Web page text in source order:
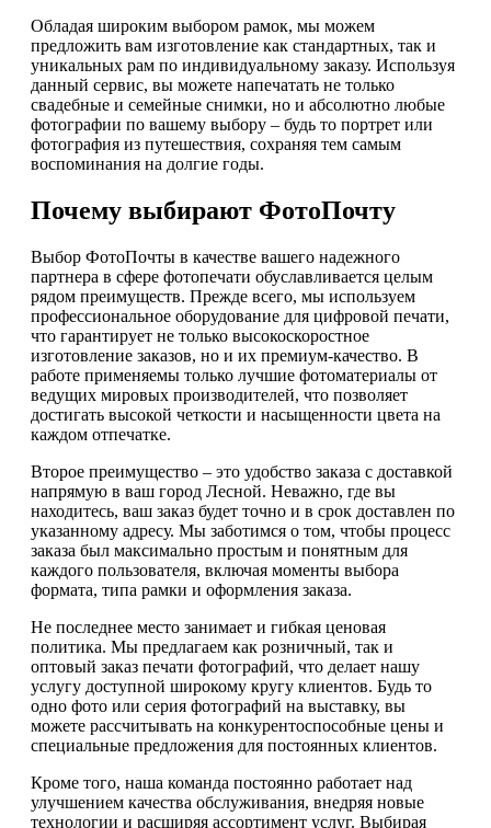
Обладая широким выбором рамок, мы можем
предложить вам изготовление как стандартных, так и
уникальных рам по индивидуальному заказу. Используя
данный сервис, вы можете напечатать не только
свадебные и семейные снимки, но и абсолютно любые
фотографии по вашему выбору – будь то портрет или
фотография из путешествия, сохраняя тем самым
воспоминания на долгие годы.
Почему выбирают ФотоПочту
Выбор ФотоПочты в качестве вашего надежного
партнера в сфере фотопечати обуславливается целым
рядом преимуществ. Прежде всего, мы используем
профессиональное оборудование для цифровой печати,
что гарантирует не только высокоскоростное
изготовление заказов, но и их премиум-качество. В
работе применяемы только лучшие фотоматериалы от
ведущих мировых производителей, что позволяет
достигать высокой четкости и насыщенности цвета на
каждом отпечатке.
Второе преимущество – это удобство заказа с доставкой
напрямую в ваш город Лесной. Неважно, где вы
находитесь, ваш заказ будет точно и в срок доставлен по
указанному адресу. Мы заботимся о том, чтобы процесс
заказа был максимально простым и понятным для
каждого пользователя, включая моменты выбора
формата, типа рамки и оформления заказа.
Не последнее место занимает и гибкая ценовая
политика. Мы предлагаем как розничный, так и
оптовый заказ печати фотографий, что делает нашу
услугу доступной широкому кругу клиентов. Будь то
одно фото или серия фотографий на выставку, вы
можете рассчитывать на конкурентоспособные цены и
специальные предложения для постоянных клиентов.
Кроме того, наша команда постоянно работает над
улучшением качества обслуживания, внедряя новые
технологии и расширяя ассортимент услуг. Выбирая